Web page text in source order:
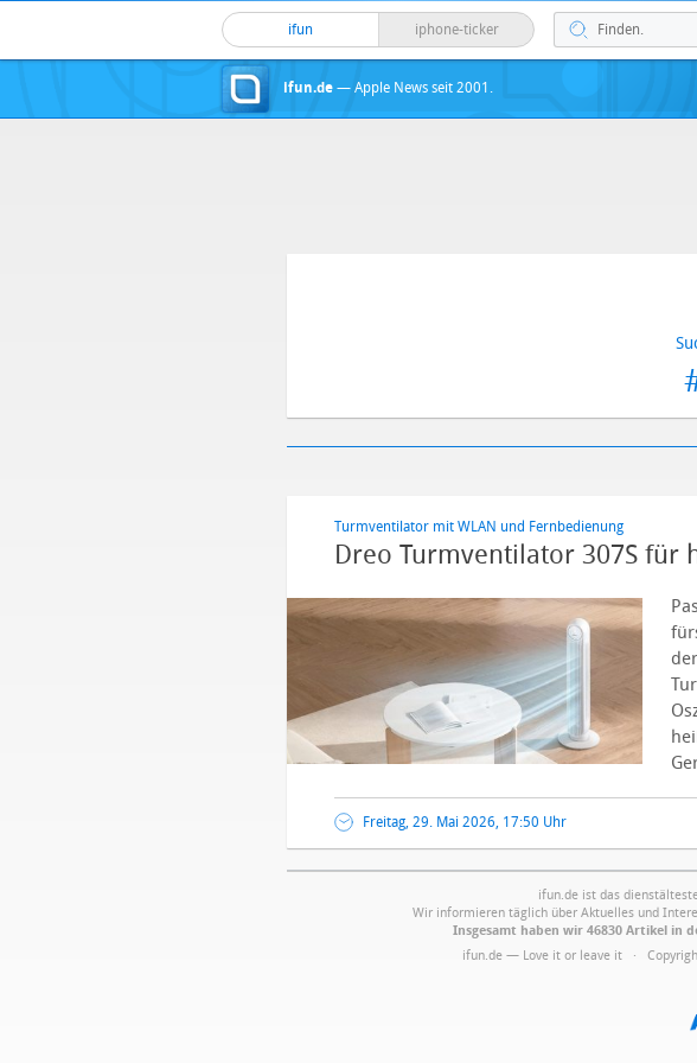
ifun iphone-ticker
ifun.de — Apple News seit 2001.
Turmventilator mit WLAN und Fernbedienung
Dreo Turmventilator 307S für
Freitag, 29. Mai 2026, 17:50 Uhr
ifun.de ist das
Wir informieren täglich über Aktuelles und
Insgesamt haben wir 46830 Artikel in
ifun.de — Love it or leave it ·